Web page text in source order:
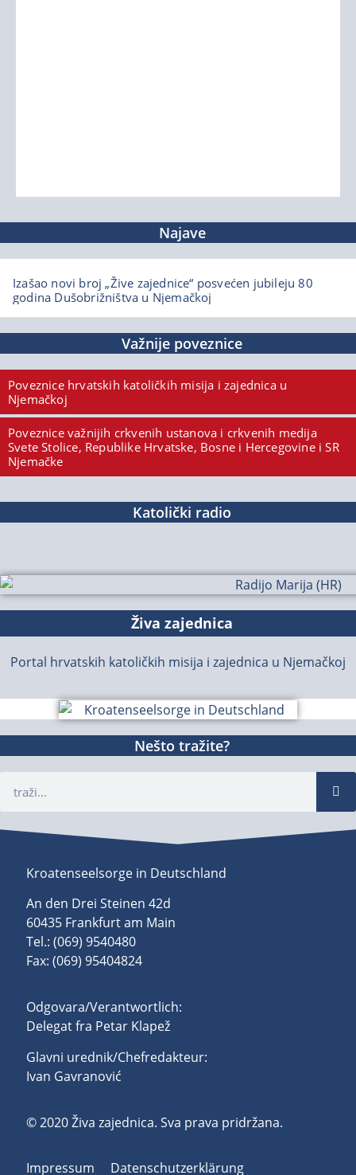
Najave
Izašao novi broj „Žive zajednice“ posvećen jubileju 80
godina Dušobrižništva u Njemačkoj
Važnije poveznice
Poveznice hrvatskih katoličkih misija i zajednica u
Njemačkoj
Poveznice važnijih crkvenih ustanova i crkvenih medija
Svete Stolice, Republike Hrvatske, Bosne i Hercegovine i SR
Njemačke
Katolički radio
Živa zajednica
Portal hrvatskih katoličkih misija i zajednica u Njemačkoj
Nešto tražite?
Kroatenseelsorge in Deutschland
An den Drei Steinen 42d
60435 Frankfurt am Main
Tel.: (069) 9540480
Fax: (069) 95404824
Odgovara/Verantwortlich:
Delegat fra Petar Klapež
Glavni urednik/Chefredakteur:
Ivan Gavranović
© 2020 Živa zajednica. Sva prava pridržana.
Impressum
Datenschutzerklärung